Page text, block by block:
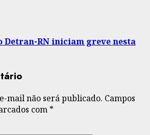
Detran-RN iniciam greve nesta
mail não será publicado. Campos
com *